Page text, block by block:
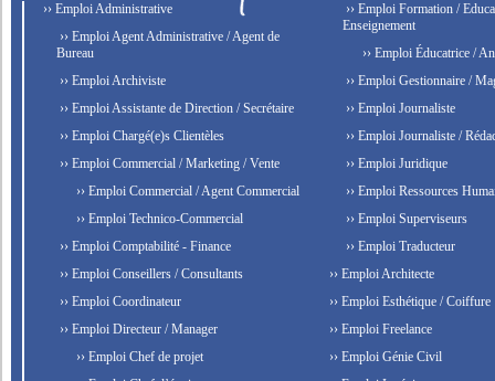
›› Emploi Administrative
›› Emploi Agent Administrative / Agent de
Bureau
›› Emploi Archiviste
›› Emploi Assistante de Direction / Secrétaire
›› Emploi Chargé(e)s Clientèles
›› Emploi Commercial / Marketing / Vente
›› Emploi Commercial / Agent Commercial
›› Emploi Technico-Commercial
›› Emploi Comptabilité - Finance
›› Emploi Conseillers / Consultants
›› Emploi Coordinateur
›› Emploi Directeur / Manager
›› Emploi Chef de projet
›› Emploi Formation /
Enseignement
›› Emploi Éducatrice /
›› Emploi Gestionnaire /
›› Emploi Journaliste
›› Emploi Journaliste /
›› Emploi Juridique
›› Emploi Ressources
›› Emploi Superviseurs
›› Emploi Traducteur
›› Emploi Architecte
›› Emploi Esthétique / Coiffure
›› Emploi Freelance
›› Emploi Génie Civil